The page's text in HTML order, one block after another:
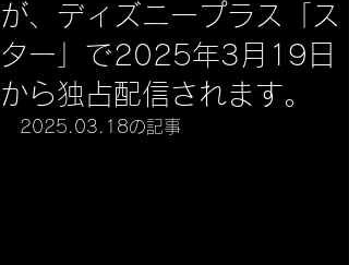
が、ディズニープラス「ス
ター」で2025年3月19日
から独占配信されます。
2025.03.18の記事